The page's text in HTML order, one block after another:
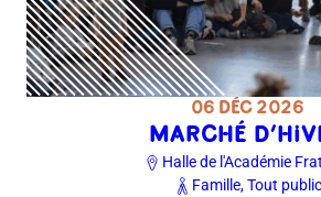
06 DÉC 2026
MARCHÉ
Halle de l'Académie
Famille, Tout public